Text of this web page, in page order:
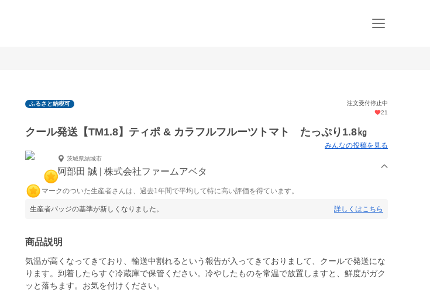
ふるさと納税可
注文受付停止中
21
クール発送【TM1.8】ティポ & カラフルフルーツトマト たっぷり1.8㎏
みんなの投稿を見る
茨城県結城市
阿部田 誠 | 株式会社ファームアベタ
マークのついた生産者さんは、過去1年間で平均して特に高い評価を得ています。
生産者バッジの基準が新しくなりました。 詳しくはこちら
商品説明
気温が高くなってきており、輸送中割れるという報告が入ってきておりまして、クールで発送にな
ります。到着したらすぐ冷蔵庫で保管ください。冷やしたものを常温で放置しますと、鮮度がガク
ッと落ちます。お気を付けください。